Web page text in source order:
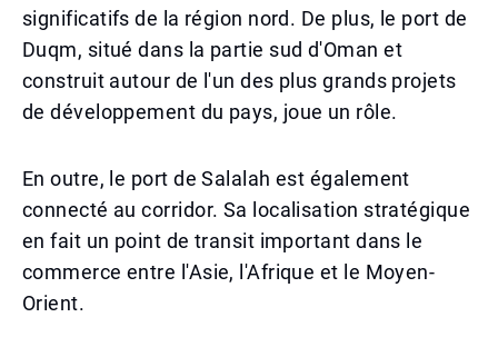
significatifs de la région nord. De plus, le port de
Duqm, situé dans la partie sud d'Oman et
construit autour de l'un des plus grands projets
de développement du pays, joue un rôle.
En outre, le port de Salalah est également
connecté au corridor. Sa localisation stratégique
en fait un point de transit important dans le
commerce entre l'Asie, l'Afrique et le Moyen-
Orient.